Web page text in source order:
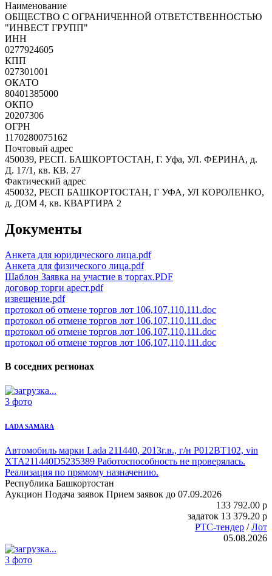
Наименование
ОБЩЕСТВО С ОГРАНИЧЕННОЙ ОТВЕТСТВЕННОСТЬЮ
"ИНВЕСТ ГРУПП"
ИНН
0277924605
КПП
027301001
ОКАТО
80401385000
ОКПО
20207306
ОГРН
1170280075162
Почтовый адрес
450039, РЕСП. БАШКОРТОСТАН, Г. Уфа, УЛ. ФЕРИНА, д.
Д. 17/1, кв. КВ. 27
Фактический адрес
450032, РЕСП БАШКОРТОСТАН, Г УФА, УЛ КОРОЛЕНКО,
д. ДОМ 4, кв. КВАРТИРА 2
Документы
Анкета для юридического лица.pdf
Анкета для физического лица.pdf
Шаблон Заявка на участие в торгах.PDF
договор торги арест.pdf
извещение.pdf
протокол об отмене торгов лот 106,107,110,111.doc
протокол об отмене торгов лот 106,107,110,111.doc
протокол об отмене торгов лот 106,107,110,111.doc
протокол об отмене торгов лот 106,107,110,111.doc
В соседних регионах
3 фото
LADA SAMARA
Автомобиль марки Lada 211440, 2013г.в., г/н Р012ВТ102, vin
XTA211440D5235389 Работоспособность не проверялась.
Реализация по прямому назначению.
Республика Башкортостан
Аукцион Подача заявок Прием заявок до 07.09.2026
133 792.00 p
задаток 13 379.20 p
РТС-тендер /Лот
05.08.2026
3 фото